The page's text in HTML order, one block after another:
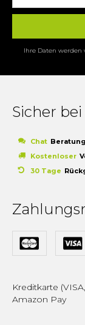
Ihre Daten
Sicher
Chat Beratung
Kostenloser
30 Tage
Kreditkarte
Amazon Pay